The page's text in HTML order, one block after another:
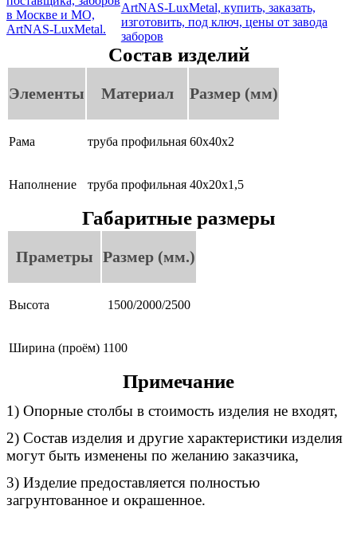
Состав изделий
Элементы Материал Размер (мм)
Рама труба профильная 60х40х2
Наполнение труба профильная 40х20х1,5
Габаритные размеры
Праметры Размер (мм.)
Высота 1500/2000/2500
Ширина (проём) 1100
Примечание
1) Опорные столбы в стоимость изделия не входят,
2) Состав изделия и другие характеристики изделия
могут быть изменены по желанию заказчика,
3) Изделие предоставляется полностью
загрунтованное и окрашенное.